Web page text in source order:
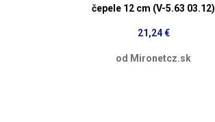
čepele 12 cm (V-5.63 03.12)
21,24 €
od Mironetcz.sk